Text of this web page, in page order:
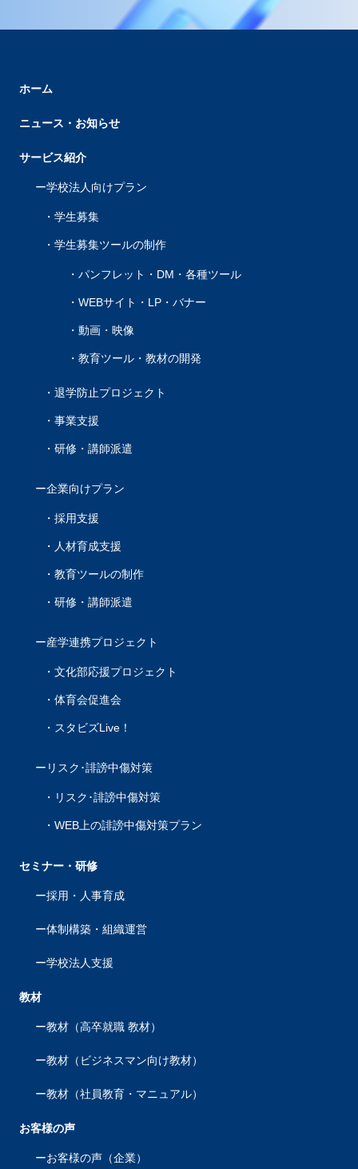
ホーム
ニュース・お知らせ
サービス紹介
学校法人向けプラン
学生募集
学生募集ツールの制作
パンフレット・DM・各種ツール
WEBサイト・LP・バナー
動画・映像
教育ツール・教材の開発
退学防止プロジェクト
事業支援
研修・講師派遣
企業向けプラン
採用支援
人材育成支援
教育ツールの制作
研修・講師派遣
産学連携プロジェクト
文化部応援プロジェクト
体育会促進会
スタビズLive！
リスク･誹謗中傷対策
リスク･誹謗中傷対策
WEB上の誹謗中傷対策プラン
セミナー・研修
採用・人事育成
体制構築・組織運営
学校法人支援
教材
教材（高卒就職 教材）
教材（ビジネスマン向け教材）
教材（社員教育・マニュアル）
お客様の声
お客様の声（企業）